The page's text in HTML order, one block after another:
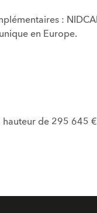
:
en Europe.
hauteur de 295 645